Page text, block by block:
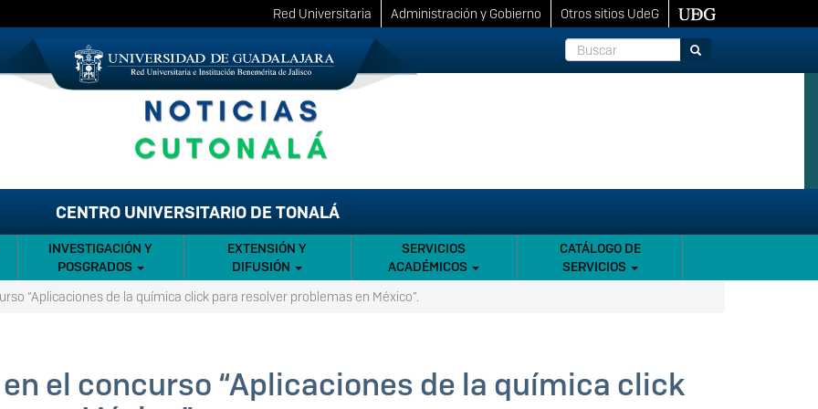
Red Universitaria Administración y Gobierno
Otros sitios UdeG
Buscar
Buscar
CENTRO UNIVERSITARIO DE TONALÁ
INVESTIGACIÓN Y
POSGRADOS
EXTENSIÓN Y
DIFUSIÓN
SERVICIOS
ACADÉMICOS
CATÁLOGO DE
SERVICIOS
“Aplicaciones de la química click para resolver problemas en México”.
el concurso “Aplicaciones de la química click